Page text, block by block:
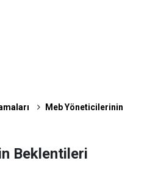
Meb Yöneticilerinin
Beklentileri